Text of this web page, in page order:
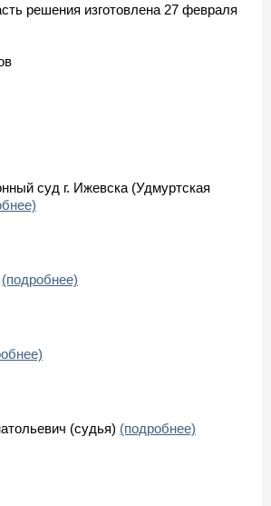
решения изготовлена 27 февраля
суд г. Ижевска (Удмуртская
(подробнее)
(судья) (подробнее)